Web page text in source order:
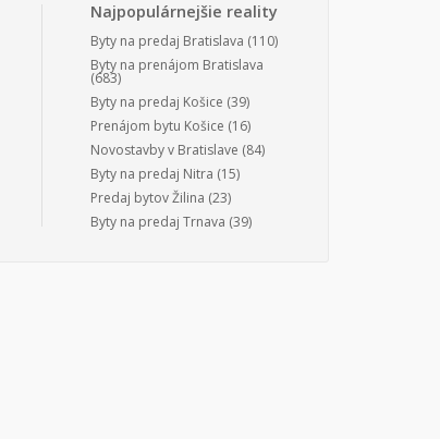
Najpopulárnejšie reality
Byty na predaj Bratislava (110)
Byty na prenájom Bratislava
(683)
Byty na predaj Košice (39)
Prenájom bytu Košice (16)
Novostavby v Bratislave (84)
Byty na predaj Nitra (15)
Predaj bytov Žilina (23)
Byty na predaj Trnava (39)